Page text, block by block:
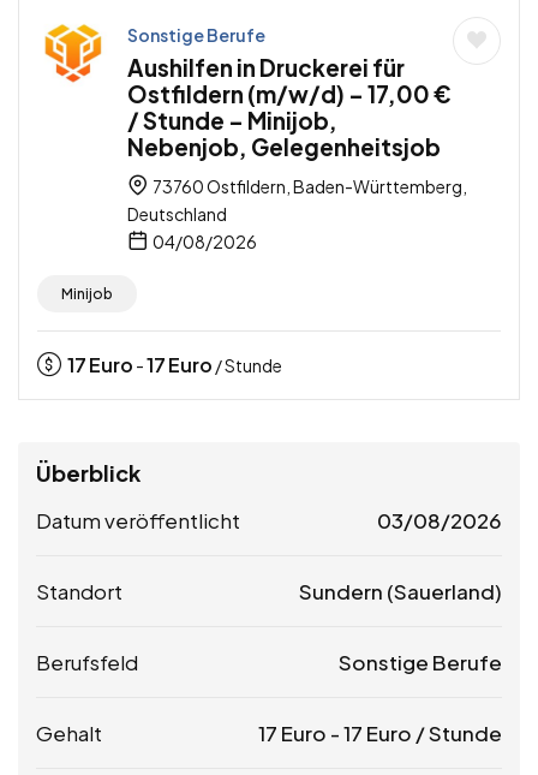
Sonstige Berufe
Aushilfen in Druckerei für
Ostfildern (m/w/d) – 17,00 €
/ Stunde – Minijob,
Nebenjob, Gelegenheitsjob
73760 Ostfildern, Baden-Württemberg,
Deutschland
04/08/2026
Minijob
17Euro -17Euro / Stunde
Überblick
Datum veröffentlicht 03/08/2026
Standort Sundern (Sauerland)
Berufsfeld Sonstige Berufe
Gehalt 17 Euro -17 Euro / Stunde